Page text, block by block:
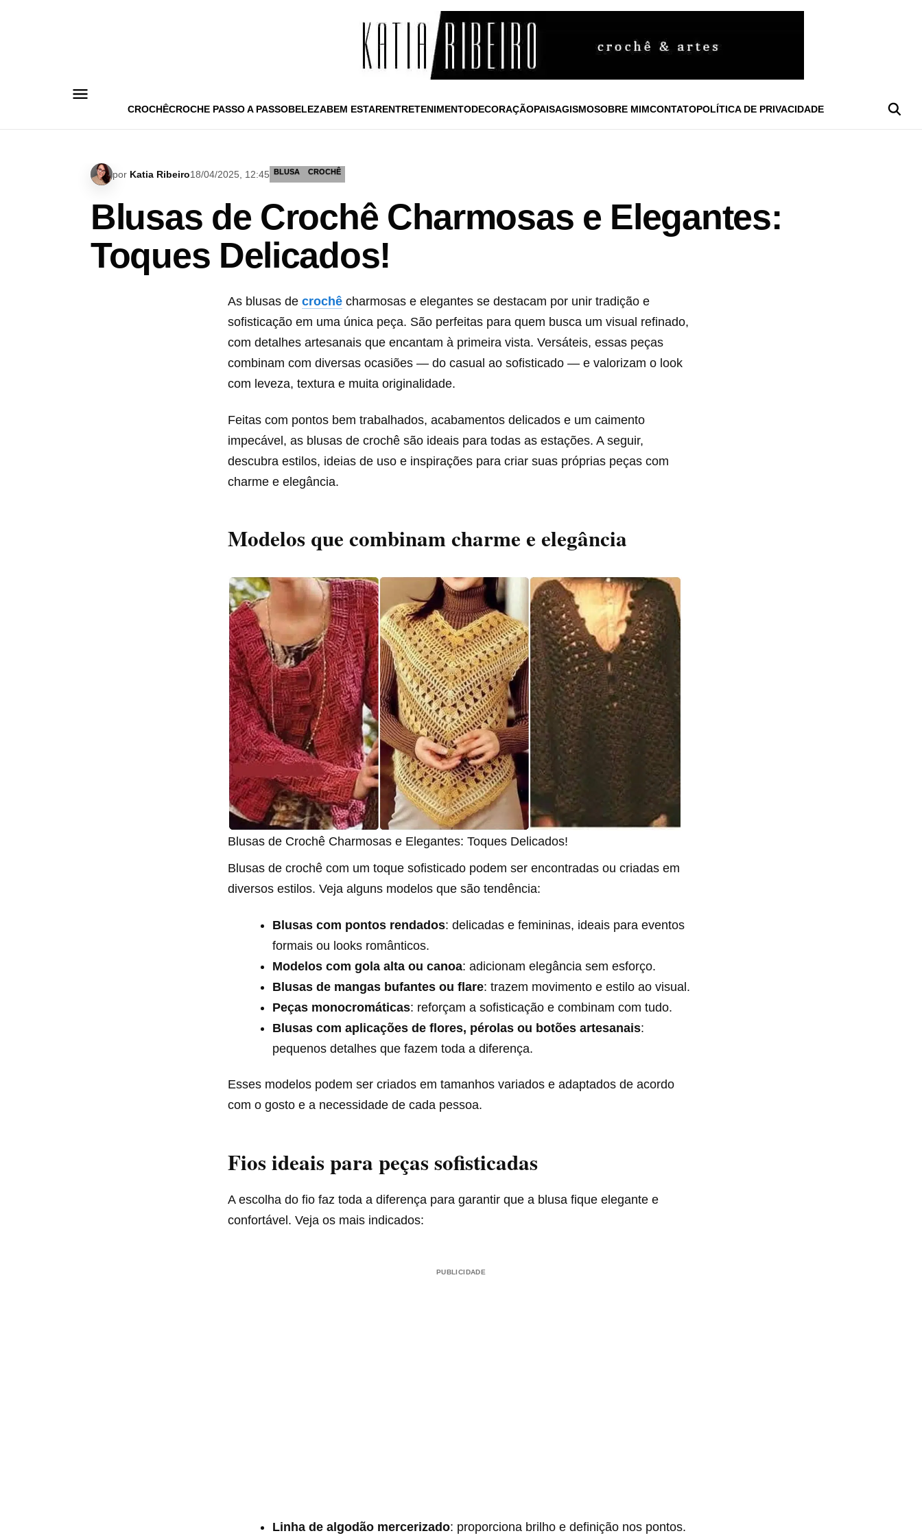
CROCHÊCROCHE PASSO A PASSOBELEZABEM ESTARENTRETENIMENTODECORAÇÃOPAISAGISMOSOBRE MIMCONTATOPOLÍTICA DE PRIVACIDADE
por Katia Ribeiro18/04/2025, 12:45 BLUSA CROCHÊ
Blusas de Crochê Charmosas e Elegantes:
Toques Delicados!
As blusas de crochê charmosas e elegantes se destacam por unir tradição e
sofisticação em uma única peça. São perfeitas para quem busca um visual refinado,
com detalhes artesanais que encantam à primeira vista. Versáteis, essas peças
combinam com diversas ocasiões — do casual ao sofisticado — e valorizam o look
com leveza, textura e muita originalidade.
Feitas com pontos bem trabalhados, acabamentos delicados e um caimento
impecável, as blusas de crochê são ideais para todas as estações. A seguir,
descubra estilos, ideias de uso e inspirações para criar suas próprias peças com
charme e elegância.
Modelos que combinam charme e elegância
Blusas de Crochê Charmosas e Elegantes: Toques Delicados!
Blusas de crochê com um toque sofisticado podem ser encontradas ou criadas em
diversos estilos. Veja alguns modelos que são tendência:
Blusas com pontos rendados: delicadas e femininas, ideais para eventos
formais ou looks românticos.
Modelos com gola alta ou canoa: adicionam elegância sem esforço.
Blusas de mangas bufantes ou flare: trazem movimento e estilo ao visual.
Peças monocromáticas: reforçam a sofisticação e combinam com tudo.
Blusas com aplicações de flores, pérolas ou botões artesanais:
pequenos detalhes que fazem toda a diferença.
Esses modelos podem ser criados em tamanhos variados e adaptados de acordo
com o gosto e a necessidade de cada pessoa.
Fios ideais para peças sofisticadas
A escolha do fio faz toda a diferença para garantir que a blusa fique elegante e
confortável. Veja os mais indicados:
PUBLICIDADE
Linha de algodão mercerizado: proporciona brilho e definição nos pontos.